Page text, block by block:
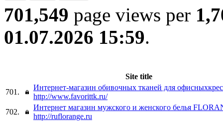
701,549 page views per
01.07.2026 15:59.
Site title
701.
Интернет-магазин обивочных тканей для
http://www.favorittk.ru/
702.
Интернет магазин мужского и женского белья
http://ruflorange.ru